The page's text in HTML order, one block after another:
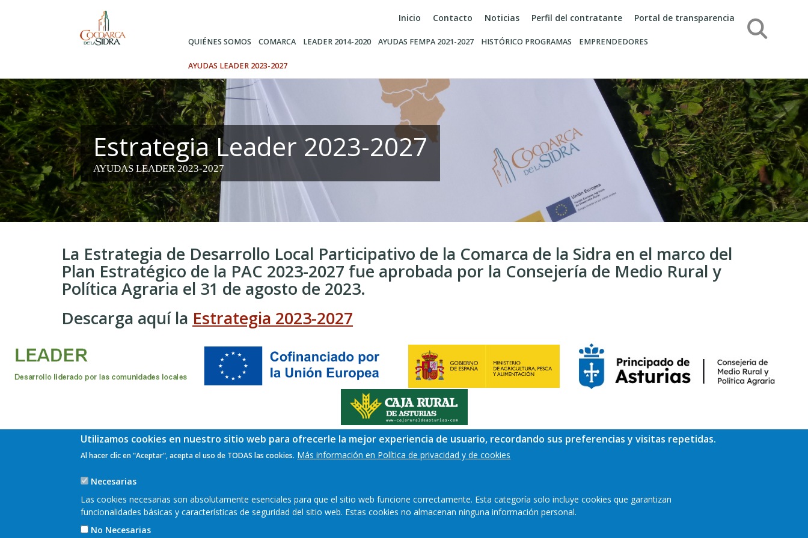
Inicio Contacto Noticias Perfil del contratante Portal de transparencia
QUIÉNES SOMOS COMARCA LEADER 2014-2020 AYUDAS FEMPA 2021-2027 HISTÓRICO PROGRAMAS EMPRENDEDORES
AYUDAS LEADER 2023-2027
Búsqueda
Estrategia Leader 2023-2027
AYUDAS LEADER 2023-2027
La Estrategia de Desarrollo Local Participativo de la Comarca de la Sidra en el marco del
Plan Estratégico de la PAC 2023-2027 fue aprobada por la Consejería de Medio Rural y
Política Agraria el 31 de agosto de 2023.
Descarga aquí la Estrategia 2023-2027
Pie
de
Utilizamos cookies en nuestro sitio web para ofrecerle la mejor experiencia de usuario, recordando sus preferencias y visitas repetidas.
Al hacer clic en "Aceptar", acepta el uso de TODAS las cookies. Más información en Política de privacidad y de cookies
Necesarias
Las cookies necesarias son absolutamente esenciales para que el sitio web funcione correctamente. Esta categoría solo incluye cookies que garantizan
funcionalidades básicas y características de seguridad del sitio web. Estas cookies no almacenan ninguna información personal.
No Necesarias